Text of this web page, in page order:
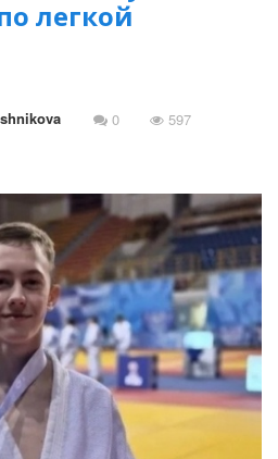
легкой
0 597